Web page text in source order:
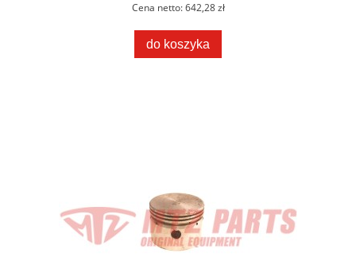
Cena netto:642,28 zł
do koszyka